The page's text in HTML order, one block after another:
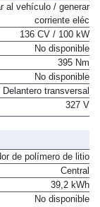
al vehículo / generar
corriente eléc
136 CV / 100 kW
No disponible
395 Nm
No disponible
Delantero transversal
327 V
de polímero de litio
Central
39,2 kWh
No disponible